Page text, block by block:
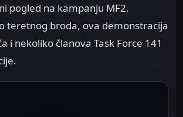
pogled na kampanju MF2.
teretnog broda, ova demonstracija
i nekoliko članova Task Force 141